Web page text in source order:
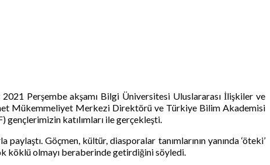
Perşembe akşamı Bilgi Üniversitesi Uluslararası İlişkiler ve
Mükemmeliyet Merkezi Direktörü ve Türkiye Bilim Akademisi
katılımları ile gerçekleşti.
Göçmen, kültür, diasporalar tanımlarının yanında ‘öteki’
köklü olmayı beraberinde getirdiğini söyledi.